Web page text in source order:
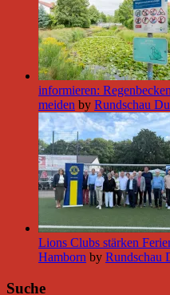
informieren:
meiden by Rundschau
Lions Clubs stärken
Hamborn by Rundschau
Suche